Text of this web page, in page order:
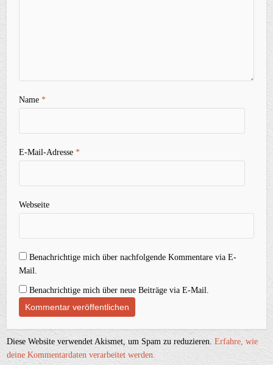
Name*
E-Mail-Adresse*
Webseite
Benachrichtige mich über nachfolgende Kommentare via E-
Mail.
Benachrichtige mich über neue Beiträge via E-Mail.
Diese Website verwendet Akismet, um Spam zu reduzieren.Erfahre, wie
deine Kommentardaten verarbeitet werden.